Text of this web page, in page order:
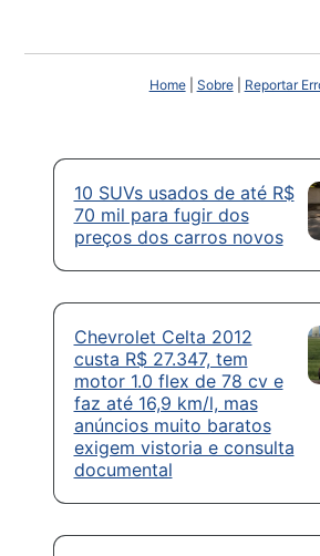
Home| Sobre| Reportar
10 SUVs usados de até R$
70 mil para fugir dos
preços dos carros novos
Chevrolet Celta 2012
custa R$ 27.347, tem
motor 1.0 flex de 78 cv e
faz até 16,9 km/l, mas
anúncios muito baratos
exigem vistoria e consulta
documental